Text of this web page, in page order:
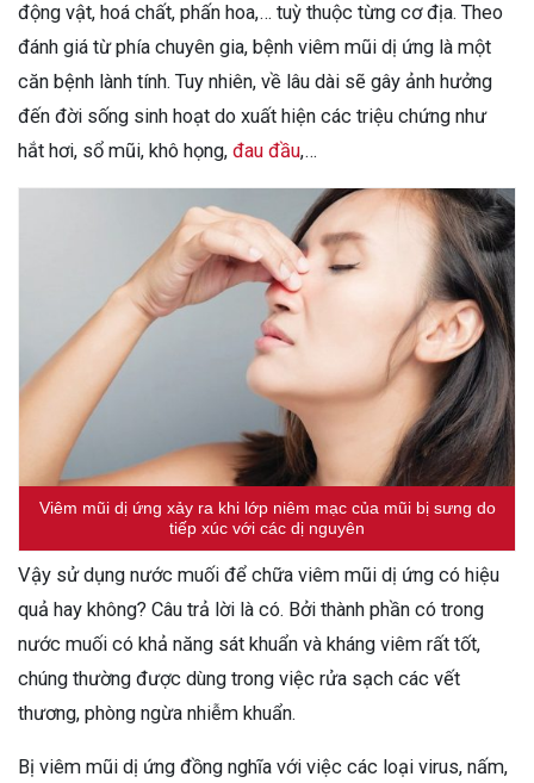
động vật, hoá chất, phấn hoa,… tuỳ thuộc từng cơ địa. Theo
đánh giá từ phía chuyên gia, bệnh viêm mũi dị ứng là một
căn bệnh lành tính. Tuy nhiên, về lâu dài sẽ gây ảnh hưởng
đến đời sống sinh hoạt do xuất hiện các triệu chứng như
hắt hơi, sổ mũi, khô họng, đau đầu,…
Viêm mũi dị ứng xảy ra khi lớp niêm mạc của mũi bị sưng do
tiếp xúc với các dị nguyên
Vậy sử dụng nước muối để chữa viêm mũi dị ứng có hiệu
quả hay không? Câu trả lời là có. Bởi thành phần có trong
nước muối có khả năng sát khuẩn và kháng viêm rất tốt,
chúng thường được dùng trong việc rửa sạch các vết
thương, phòng ngừa nhiễm khuẩn.
Bị viêm mũi dị ứng đồng nghĩa với việc các loại virus, nấm,